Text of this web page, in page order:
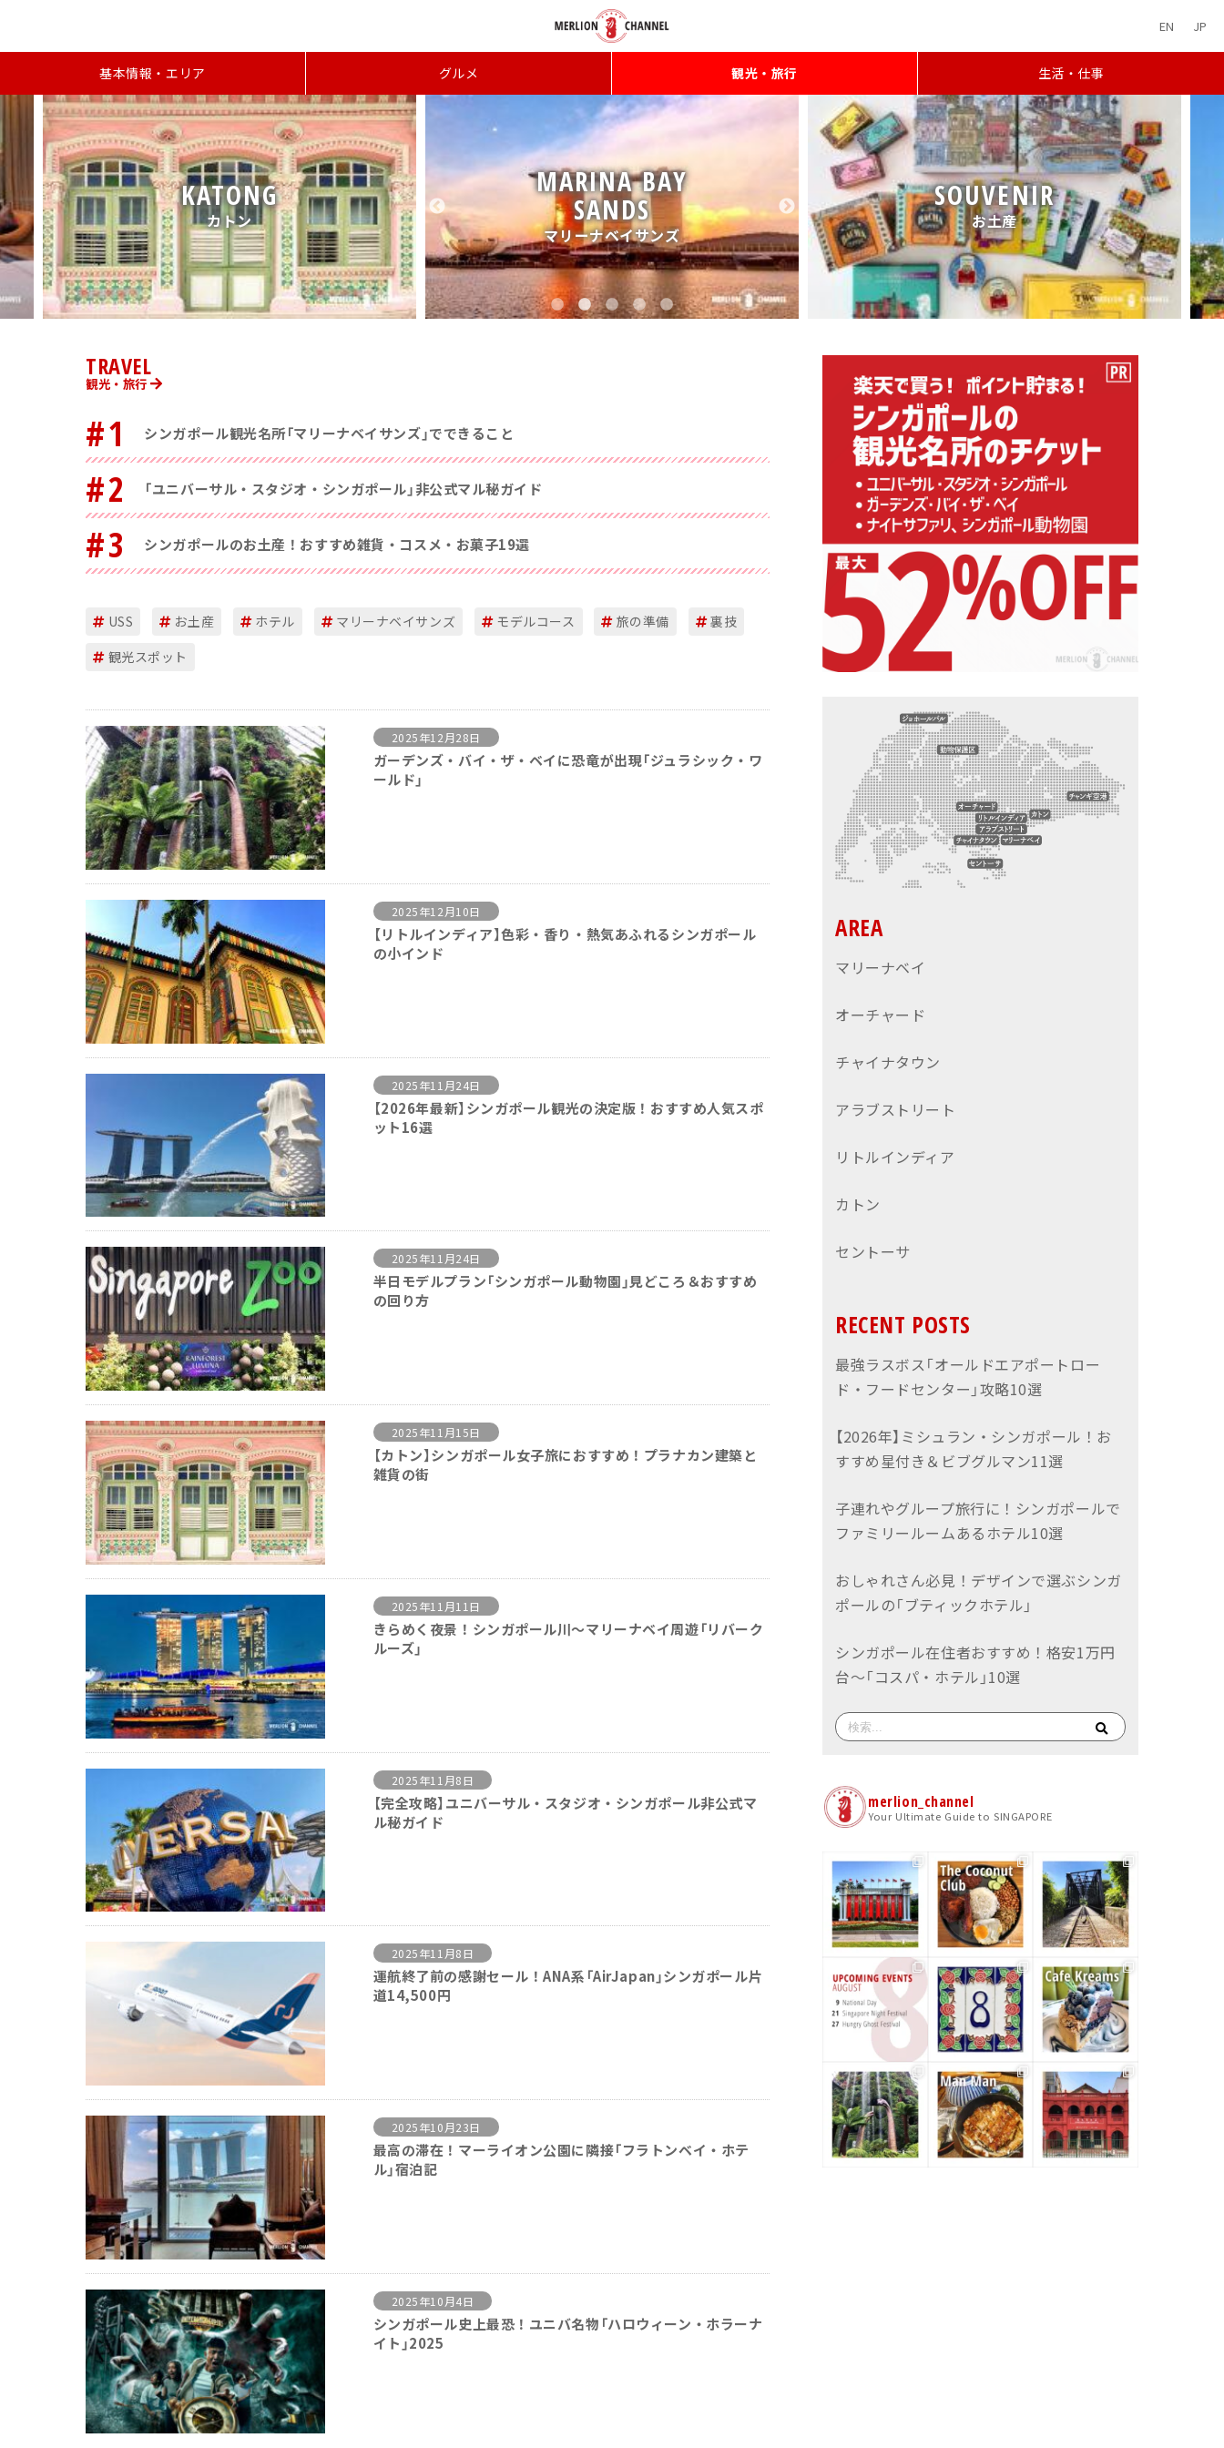
EN JP
基本情報・エリア グルメ 観光・旅行 生活・仕事
TRAVEL
観光・旅行
#1 シンガポール観光名所「マリーナベイサンズ」でできること
#2 「ユニバーサル・スタジオ・シンガポール」非公式マル秘ガイド
#3 シンガポールのお土産！おすすめ雑貨・コスメ・お菓子19選
USS お土産 ホテル マリーナベイサンズ モデルコース 旅の準備
裏技
観光スポット
2025年12月28日
ガーデンズ・バイ・ザ・ベイに恐竜が出現「ジュラシック・ワ
ールド」
2025年12月10日
【リトルインディア】色彩・香り・熱気あふれるシンガポール
の小インド
2025年11月24日
【2026年最新】シンガポール観光の決定版！おすすめ人気スポ
ット16選
2025年11月24日
半日モデルプラン「シンガポール動物園」見どころ＆おすすめ
の回り方
2025年11月15日
【カトン】シンガポール女子旅におすすめ！プラナカン建築と
雑貨の街
2025年11月11日
きらめく夜景！シンガポール川〜マリーナベイ周遊「リバーク
ルーズ」
2025年11月8日
【完全攻略】ユニバーサル・スタジオ・シンガポール非公式マ
ル秘ガイド
2025年11月8日
運航終了前の感謝セール！ANA系「AirJapan」シンガポール片
道14,500円
2025年10月23日
最高の滞在！マーライオン公園に隣接「フラトンベイ・ホテ
ル」宿泊記
2025年10月4日
シンガポール史上最恐！ユニバ名物「ハロウィーン・ホラーナ
イト」2025
AREA
マリーナベイ
オーチャード
チャイナタウン
アラブストリート
リトルインディア
カトン
セントーサ
RECENT POSTS
最強ラスボス「オールドエアポートロー
ド・フードセンター」攻略10選
【2026年】ミシュラン・シンガポール！お
すすめ星付き＆ビブグルマン11選
子連れやグループ旅行に！シンガポールで
ファミリールームあるホテル10選
おしゃれさん必見！デザインで選ぶシンガ
ポールの「ブティックホテル」
シンガポール在住者おすすめ！格安1万円
台〜「コスパ・ホテル」10選
merlion_channel
Your Ultimate Guide to SINGAPORE